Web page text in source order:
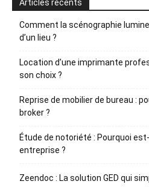
Articles récents
Comment la scénographie
d’un lieu ?
Location d’une imprimante
son choix ?
Reprise de mobilier de bureau :
broker ?
Étude de notoriété : Pourquoi
entreprise ?
Zeendoc : La solution GED qui